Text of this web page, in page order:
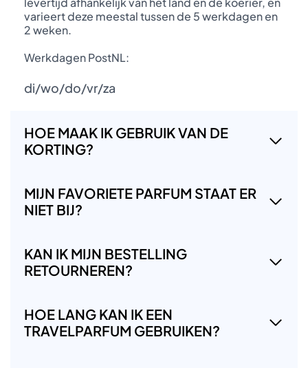
varieert deze meestal tussen de 5 werkdagen en
2 weken.
Werkdagen PostNL:
di/wo/do/vr/za
HOE MAAK IK GEBRUIK VAN DE
KORTING?
MIJN FAVORIETE PARFUM STAAT ER
NIET BIJ?
KAN IK MIJN BESTELLING
RETOURNEREN?
HOE LANG KAN IK EEN
TRAVELPARFUM GEBRUIKEN?